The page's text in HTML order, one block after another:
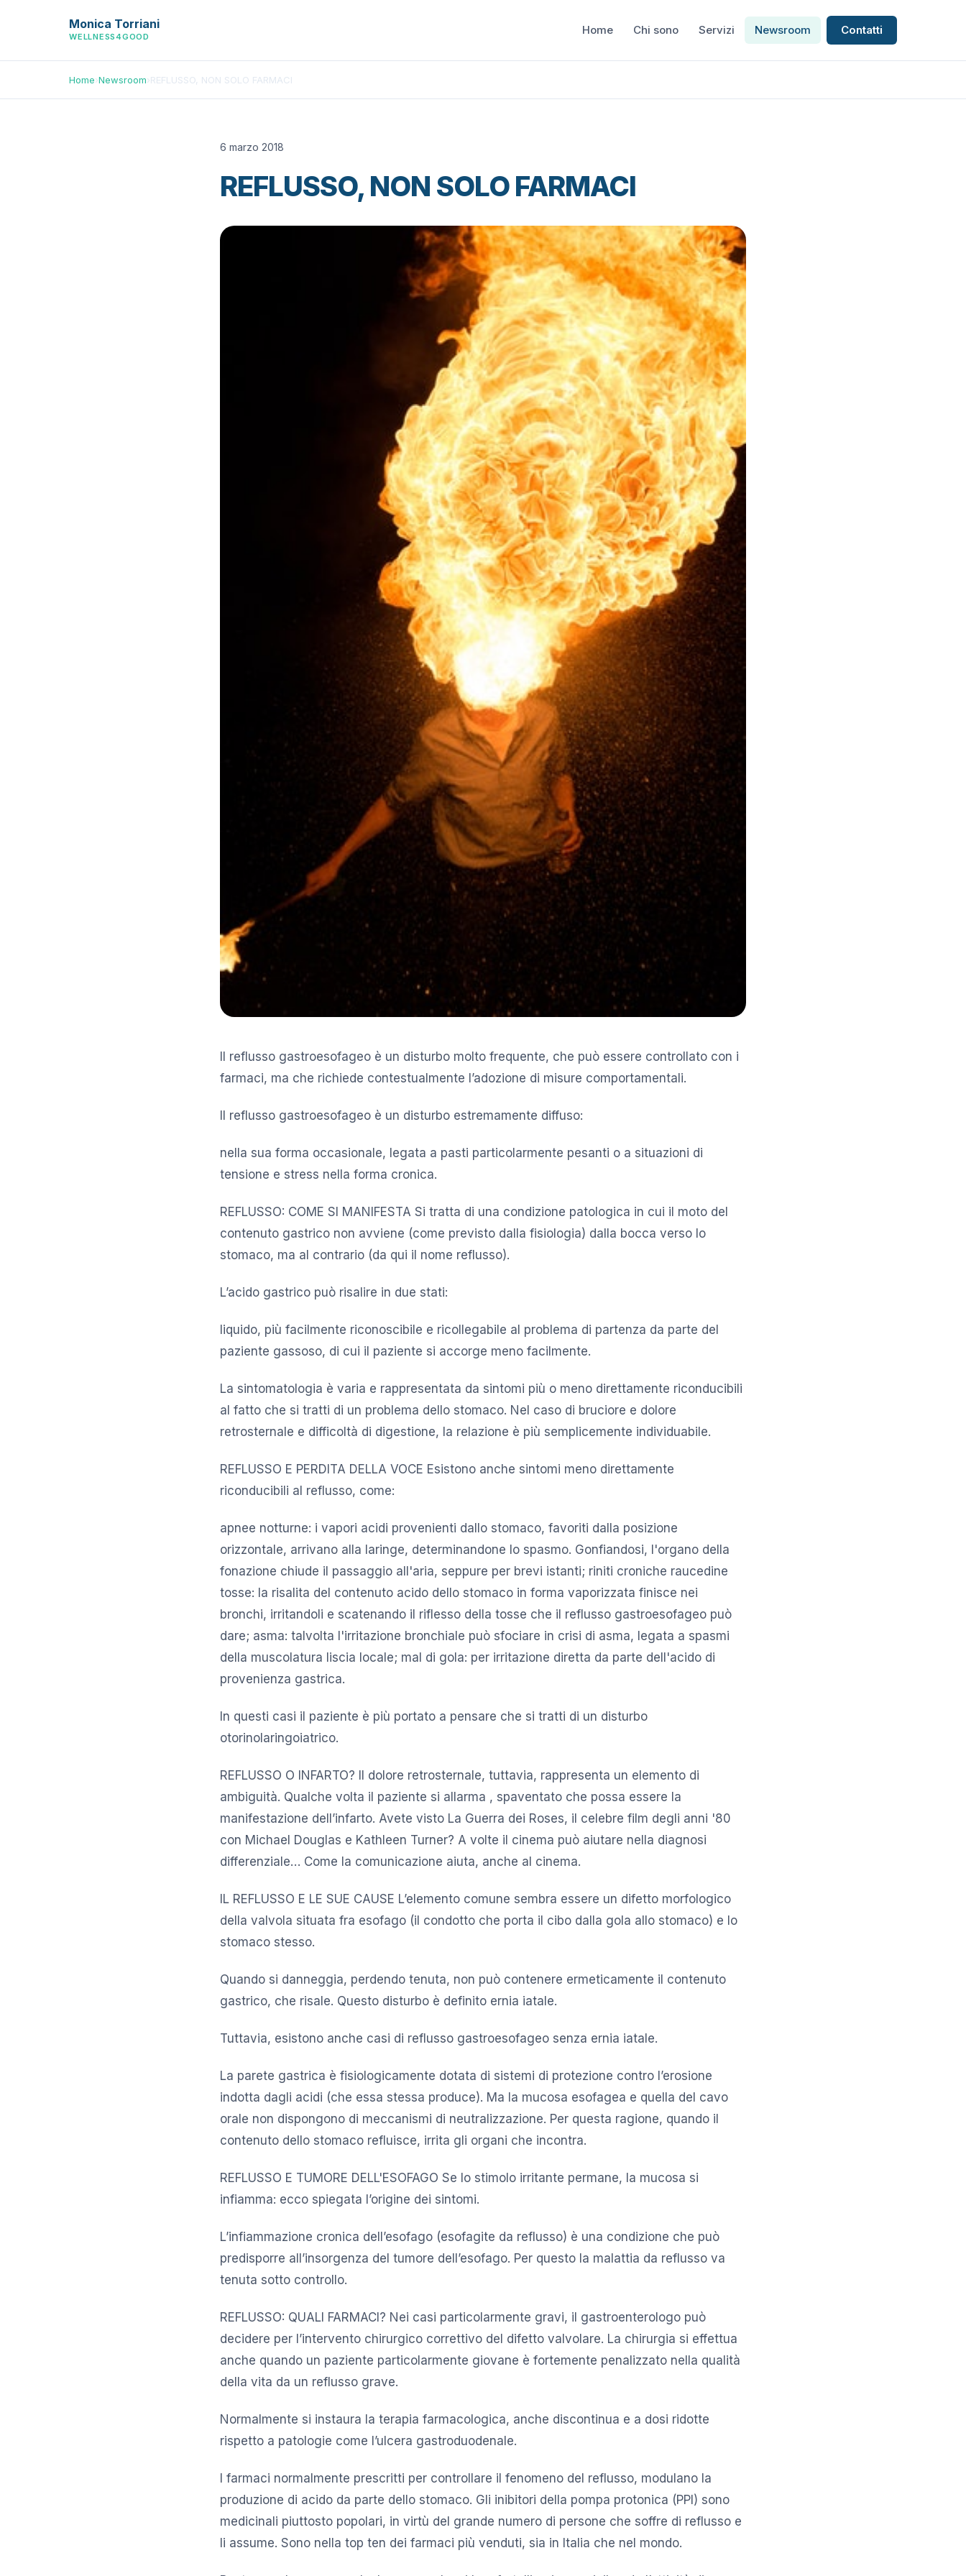
Monica Torriani
WELLNESS4GOOD Home Chi sono Servizi Newsroom Contatti
Home›Newsroom›REFLUSSO, NON SOLO FARMACI
6 marzo 2018
REFLUSSO, NON SOLO FARMACI
Il reflusso gastroesofageo è un disturbo molto frequente, che può essere controllato con i
farmaci, ma che richiede contestualmente l’adozione di misure comportamentali.
Il reflusso gastroesofageo è un disturbo estremamente diffuso:
nella sua forma occasionale, legata a pasti particolarmente pesanti o a situazioni di
tensione e stress nella forma cronica.
REFLUSSO: COME SI MANIFESTA Si tratta di una condizione patologica in cui il moto del
contenuto gastrico non avviene (come previsto dalla fisiologia) dalla bocca verso lo
stomaco, ma al contrario (da qui il nome reflusso).
L’acido gastrico può risalire in due stati:
liquido, più facilmente riconoscibile e ricollegabile al problema di partenza da parte del
paziente gassoso, di cui il paziente si accorge meno facilmente.
La sintomatologia è varia e rappresentata da sintomi più o meno direttamente riconducibili
al fatto che si tratti di un problema dello stomaco. Nel caso di bruciore e dolore
retrosternale e difficoltà di digestione, la relazione è più semplicemente individuabile.
REFLUSSO E PERDITA DELLA VOCE Esistono anche sintomi meno direttamente
riconducibili al reflusso, come:
apnee notturne: i vapori acidi provenienti dallo stomaco, favoriti dalla posizione
orizzontale, arrivano alla laringe, determinandone lo spasmo. Gonfiandosi, l'organo della
fonazione chiude il passaggio all'aria, seppure per brevi istanti; riniti croniche raucedine
tosse: la risalita del contenuto acido dello stomaco in forma vaporizzata finisce nei
bronchi, irritandoli e scatenando il riflesso della tosse che il reflusso gastroesofageo può
dare; asma: talvolta l'irritazione bronchiale può sfociare in crisi di asma, legata a spasmi
della muscolatura liscia locale; mal di gola: per irritazione diretta da parte dell'acido di
provenienza gastrica.
In questi casi il paziente è più portato a pensare che si tratti di un disturbo
otorinolaringoiatrico.
REFLUSSO O INFARTO? Il dolore retrosternale, tuttavia, rappresenta un elemento di
ambiguità. Qualche volta il paziente si allarma , spaventato che possa essere la
manifestazione dell’infarto. Avete visto La Guerra dei Roses, il celebre film degli anni '80
con Michael Douglas e Kathleen Turner? A volte il cinema può aiutare nella diagnosi
differenziale… Come la comunicazione aiuta, anche al cinema.
IL REFLUSSO E LE SUE CAUSE L’elemento comune sembra essere un difetto morfologico
della valvola situata fra esofago (il condotto che porta il cibo dalla gola allo stomaco) e lo
stomaco stesso.
Quando si danneggia, perdendo tenuta, non può contenere ermeticamente il contenuto
gastrico, che risale. Questo disturbo è definito ernia iatale.
Tuttavia, esistono anche casi di reflusso gastroesofageo senza ernia iatale.
La parete gastrica è fisiologicamente dotata di sistemi di protezione contro l’erosione
indotta dagli acidi (che essa stessa produce). Ma la mucosa esofagea e quella del cavo
orale non dispongono di meccanismi di neutralizzazione. Per questa ragione, quando il
contenuto dello stomaco refluisce, irrita gli organi che incontra.
REFLUSSO E TUMORE DELL'ESOFAGO Se lo stimolo irritante permane, la mucosa si
infiamma: ecco spiegata l’origine dei sintomi.
L’infiammazione cronica dell’esofago (esofagite da reflusso) è una condizione che può
predisporre all’insorgenza del tumore dell’esofago. Per questo la malattia da reflusso va
tenuta sotto controllo.
REFLUSSO: QUALI FARMACI? Nei casi particolarmente gravi, il gastroenterologo può
decidere per l’intervento chirurgico correttivo del difetto valvolare. La chirurgia si effettua
anche quando un paziente particolarmente giovane è fortemente penalizzato nella qualità
della vita da un reflusso grave.
Normalmente si instaura la terapia farmacologica, anche discontinua e a dosi ridotte
rispetto a patologie come l’ulcera gastroduodenale.
I farmaci normalmente prescritti per controllare il fenomeno del reflusso, modulano la
produzione di acido da parte dello stomaco. Gli inibitori della pompa protonica (PPI) sono
medicinali piuttosto popolari, in virtù del grande numero di persone che soffre di reflusso e
li assume. Sono nella top ten dei farmaci più venduti, sia in Italia che nel mondo.